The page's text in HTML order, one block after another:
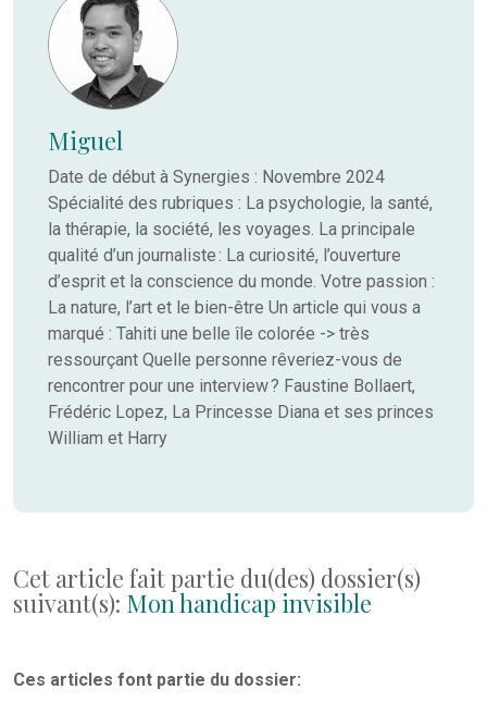
Miguel
Date de début à Synergies : Novembre 2024
Spécialité des rubriques : La psychologie, la santé,
la thérapie, la société, les voyages. La principale
qualité d’un journaliste : La curiosité, l’ouverture
d’esprit et la conscience du monde. Votre passion :
La nature, l’art et le bien-être Un article qui vous a
marqué : Tahiti une belle île colorée -> très
ressourçant Quelle personne rêveriez-vous de
rencontrer pour une interview ? Faustine Bollaert,
Frédéric Lopez, La Princesse Diana et ses princes
William et Harry
Cet article fait partie du(des) dossier(s)
suivant(s): Mon handicap invisible
Ces articles font partie du dossier: